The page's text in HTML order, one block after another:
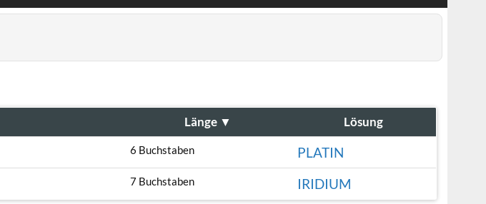
Länge ▼ Lösung
6 Buchstaben
PLATIN
7 Buchstaben IRIDIUM